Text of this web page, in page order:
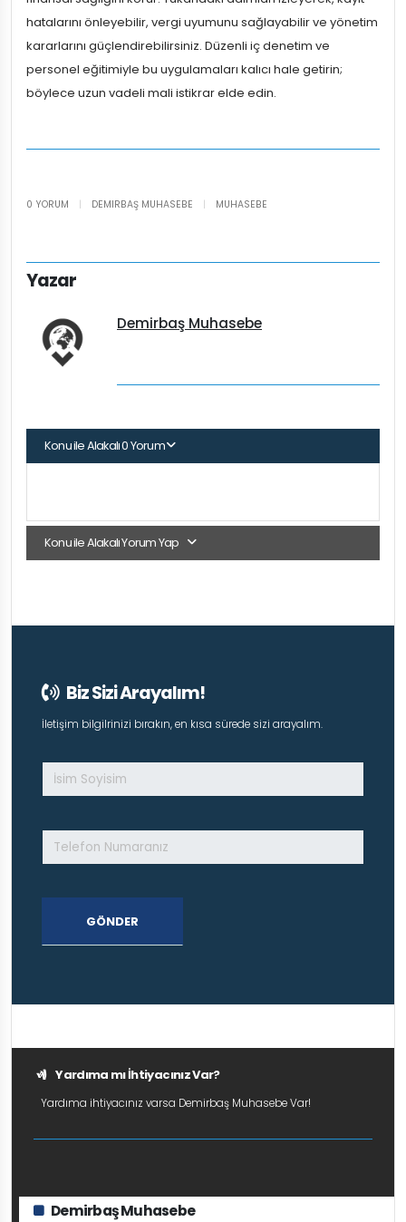
hatalarını önleyebilir, vergi uyumunu sağlayabilir ve yönetim
kararlarını güçlendirebilirsiniz. Düzenli iç denetim ve
personel eğitimiyle bu uygulamaları kalıcı hale getirin;
böylece uzun vadeli mali istikrar elde edin.
0 YORUM DEMIRBAŞ MUHASEBE MUHASEBE
Yazar
Demirbaş Muhasebe
Konu ile Alakalı 0 Yorum
Konu ile Alakalı Yorum Yap
Biz Sizi Arayalım!
İletişim bilgilrinizi bırakın, en kısa sürede sizi arayalım.
GÖNDER
Yardıma mı İhtiyacınız Var?
Yardıma ihtiyacınız varsa Demirbaş Muhasebe Var!
Demirbaş Muhasebe